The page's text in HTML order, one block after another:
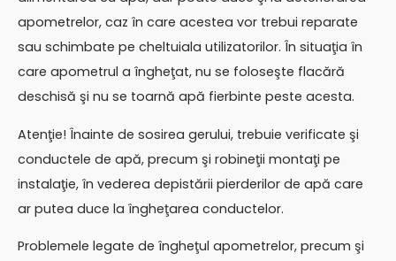
apometrelor, caz în care acestea vor trebui reparate
sau schimbate pe cheltuiala utilizatorilor. În situaţia în
care apometrul a îngheţat, nu se foloseşte flacără
deschisă şi nu se toarnă apă fierbinte peste acesta.
Atenţie! Înainte de sosirea gerului, trebuie verificate şi
conductele de apă, precum şi robineţii montaţi pe
instalaţie, în vederea depistării pierderilor de apă care
ar putea duce la îngheţarea conductelor.
Problemele legate de îngheţul apometrelor, precum şi